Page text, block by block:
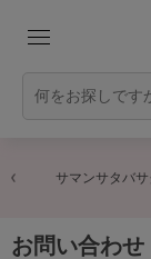
サマンサタバ
お問い合わせ